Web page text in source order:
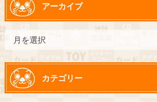
アーカイブ
カテゴリー